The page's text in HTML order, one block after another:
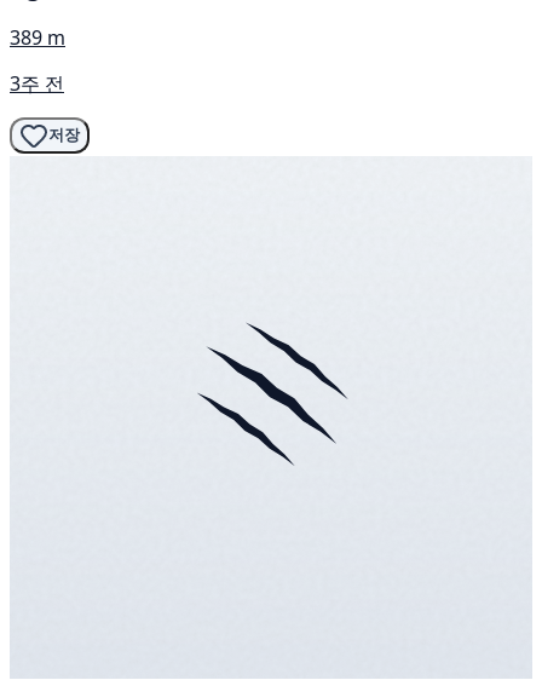
389 m
3주 전
저장